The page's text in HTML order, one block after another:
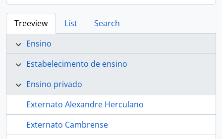
Treeview List
Search
Ensino
Estabelecimento de ensino
Ensino privado
Externato Alexandre Herculano
Externato Cambrense